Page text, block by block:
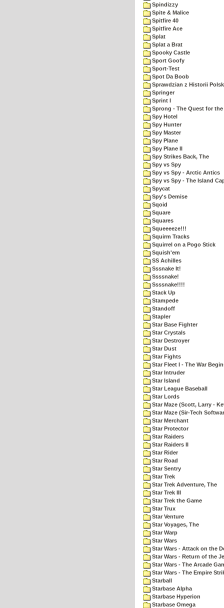
Spindizzy
Spite & Malice
Spitfire 40
Spitfire Ace
Splat
Splat a Brat
Spooky Castle
Sport Goofy
Sport-Test
Spot Da Boob
Sprawdzian z Historii
Springer
Sprint I
Sprong - The Quest for
Spy Hotel
Spy Hunter
Spy Master
Spy Plane
Spy Plane II
Spy Strikes Back, The
Spy vs Spy
Spy vs Spy - Arctic Antics
Spy vs Spy - The Island
Spycat
Spy's Demise
Sqoid
Square
Squares
Squeeeeze!!!
Squirm Tracks
Squirrel on a Pogo Stick
Squish'em
SS Achilles
Sssnake It!
Ssssnake!
Ssssnake!!!!
Stack Up
Stampede
Standoff
Stapler
Star Base Fighter
Star Crystals
Star Destroyer
Star Dust
Star Fights
Star Fleet I - The War
Star Intruder
Star Island
Star League Baseball
Star Lords
Star Maze (Scott, Larry -
Star Maze (Sir-Tech
Star Merchant
Star Protector
Star Raiders
Star Raiders II
Star Rider
Star Road
Star Sentry
Star Trek
Star Trek Adventure, The
Star Trek III
Star Trek the Game
Star Trux
Star Venture
Star Voyages, The
Star Warp
Star Wars
Star Wars - Attack on the
Star Wars - Return of the
Star Wars - The Arcade
Star Wars - The Empire
Starball
Starbase Alpha
Starbase Hyperion
Starbase Omega